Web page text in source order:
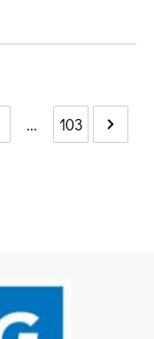
... 103